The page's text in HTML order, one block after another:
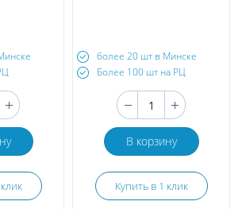
более 20 шт в Минске
Более 100 шт на РЦ
В корзину
Купить в 1 клик